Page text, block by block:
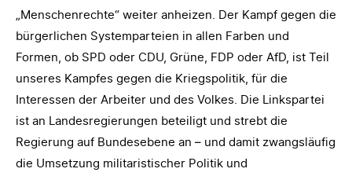
„Menschenrechte“ weiter anheizen. Der Kampf gegen die
bürgerlichen Systemparteien in allen Farben und
Formen, ob SPD oder CDU, Grüne, FDP oder AfD, ist Teil
unseres Kampfes gegen die Kriegspolitik, für die
Interessen der Arbeiter und des Volkes. Die Linkspartei
ist an Landesregierungen beteiligt und strebt die
Regierung auf Bundesebene an – und damit zwangsläufig
die Umsetzung militaristischer Politik und